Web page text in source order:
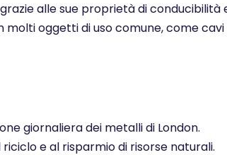
alle sue proprietà di
oggetti di uso comune, come
giornaliera dei metalli di London.
e al risparmio di risorse naturali.